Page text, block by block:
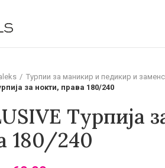
Турпии за маникир и педикир и
за нокти, права 180/240
Турпија
180/240